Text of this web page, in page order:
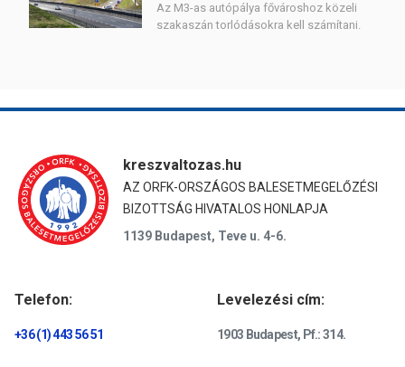
Az M3-as autópálya fővároshoz közeli
szakaszán torlódásokra kell számítani.
kreszvaltozas.hu
AZ ORFK-ORSZÁGOS BALESETMEGELŐZÉSI
BIZOTTSÁG HIVATALOS HONLAPJA
1139 Budapest, Teve u. 4-6.
Telefon:
+36 (1) 443 56 51
Levelezési cím:
1903 Budapest, Pf.: 314.